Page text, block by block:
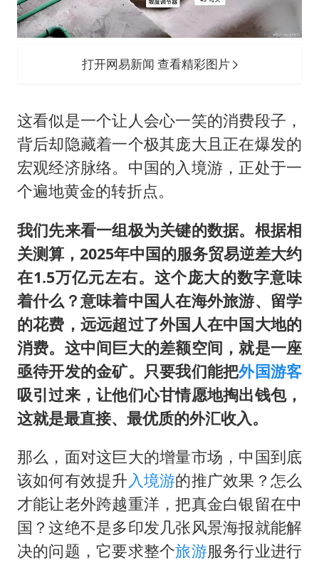
打开网易新闻 查看精彩图片
这看似是一个让人会心一笑的消费段子，
背后却隐藏着一个极其庞大且正在爆发的
宏观经济脉络。中国的入境游，正处于一
个遍地黄金的转折点。
我们先来看一组极为关键的数据。根据相
关测算，2025年中国的服务贸易逆差大约
在1.5万亿元左右。这个庞大的数字意味
着什么？意味着中国人在海外旅游、留学
的花费，远远超过了外国人在中国大地的
消费。这中间巨大的差额空间，就是一座
亟待开发的金矿。只要我们能把外国游客
吸引过来，让他们心甘情愿地掏出钱包，
这就是最直接、最优质的外汇收入。
那么，面对这巨大的增量市场，中国到底
该如何有效提升入境游的推广效果？怎么
才能让老外跨越重洋，把真金白银留在中
国？这绝不是多印发几张风景海报就能解
决的问题，它要求整个旅游服务行业进行